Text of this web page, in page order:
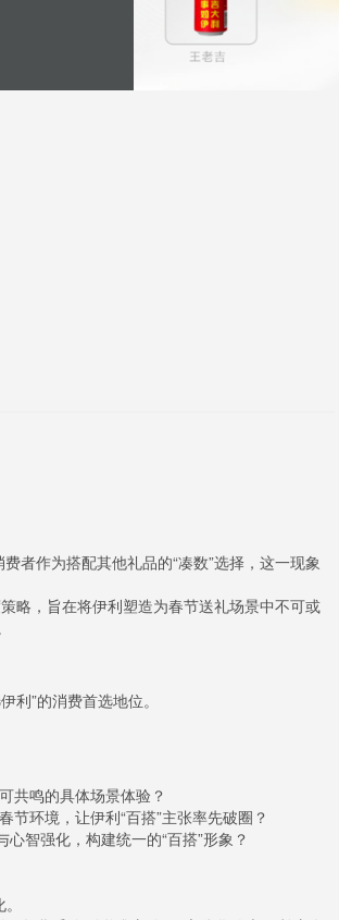
者作为搭配其他礼品的“凑数”选择，这一现象
略，旨在将伊利塑造为春节送礼场景中不可或
利”的消费首选地位。
共鸣的具体场景体验？
环境，让伊利“百搭”主张率先破圈？
智强化，构建统一的“百搭”形象？